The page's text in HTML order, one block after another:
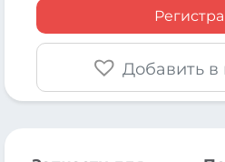
Добавить в